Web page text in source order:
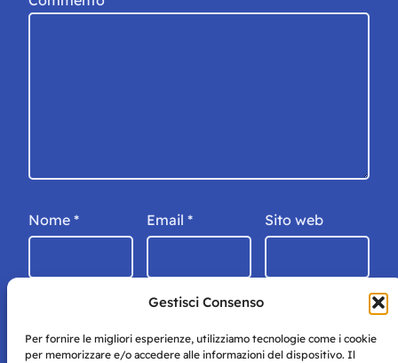
Gestisci Consenso
Per fornire le migliori esperienze, utilizziamo tecnologie come i cookie
per memorizzare e/o accedere alle informazioni del dispositivo. Il
Nome * Email * Sito web